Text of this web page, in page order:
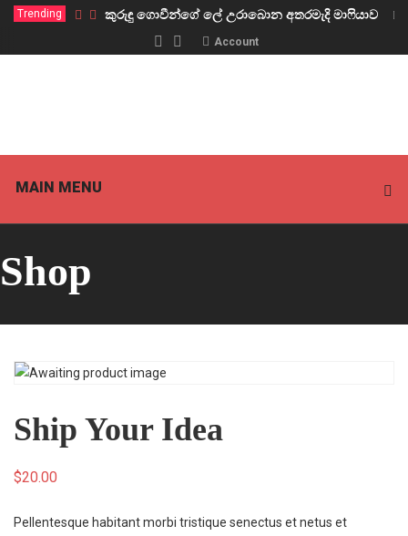
Trending කුරුඳු ගොවීන්ගේ ලේ උරාබොන අතරමැදි මාෆියාව
Account
MAIN MENU
Shop
Ship Your Idea
$20.00
Pellentesque habitant morbi tristique senectus et netus et